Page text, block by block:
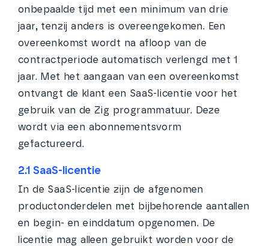
onbepaalde tijd met een minimum van drie
jaar, tenzij anders is overeengekomen. Een
overeenkomst wordt na afloop van de
contractperiode automatisch verlengd met 1
jaar. Met het aangaan van een overeenkomst
ontvangt de klant een SaaS-licentie voor het
gebruik van de Zig programmatuur. Deze
wordt via een abonnementsvorm
gefactureerd.
2.1 SaaS-licentie
In de SaaS-licentie zijn de afgenomen
productonderdelen met bijbehorende aantallen
en begin- en einddatum opgenomen. De
licentie mag alleen gebruikt worden voor de